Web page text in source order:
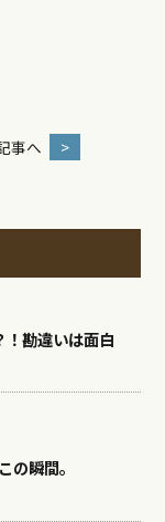
事へ >
！勘違いは面白
の瞬間。